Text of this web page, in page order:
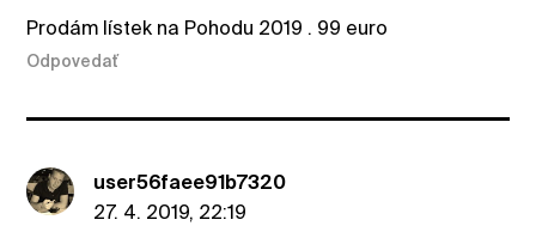
Prodám lístek na Pohodu 2019 . 99 euro
Odpovedať
user56faee91b7320
27. 4. 2019, 22:19